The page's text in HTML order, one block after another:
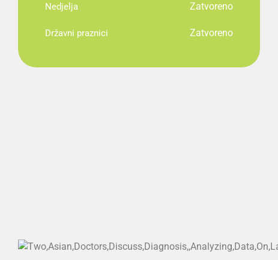
Nedjelja Zatvoreno
Državni praznici Zatvoreno